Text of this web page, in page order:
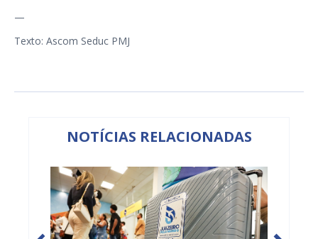
—
Texto: Ascom Seduc PMJ
NOTÍCIAS RELACIONADAS